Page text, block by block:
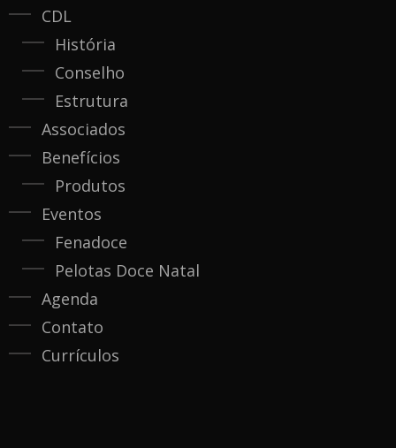
CDL
História
Conselho
Estrutura
Associados
Benefícios
Produtos
Eventos
Fenadoce
Pelotas Doce Natal
Agenda
Contato
Currículos